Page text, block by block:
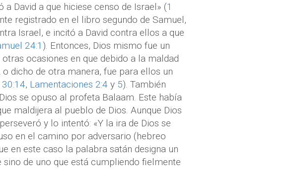
David a que hiciese censo de Israel» (1
registrado en el libro segundo de Samuel,
Israel, e incitó a David contra ellos a que
24:1 ). Entonces, Dios mismo fue un
ocasiones en que debido a la maldad
dicho de otra manera, fue para ellos un
, Lamentaciones 2:4 y 5). También
se opuso al profeta Balaam. Este había
maldijera al pueblo de Dios. Aunque Dios
y lo intentó: «Y la ira de Dios se
en el camino por adversario (hebreo
en este caso la palabra satán designa un
de uno que está cumpliendo fielmente